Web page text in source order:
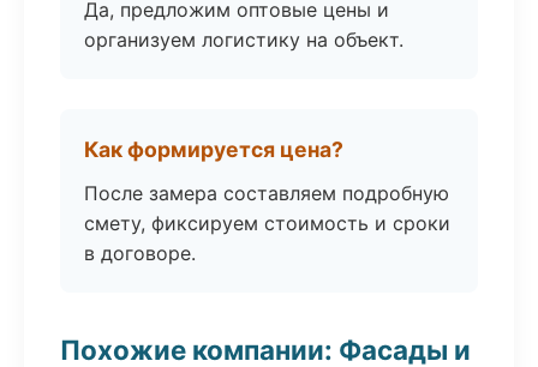
Да, предложим оптовые цены и
организуем логистику на объект.
Как формируется цена?
После замера составляем подробную
смету, фиксируем стоимость и сроки
в договоре.
Похожие компании: Фасады и